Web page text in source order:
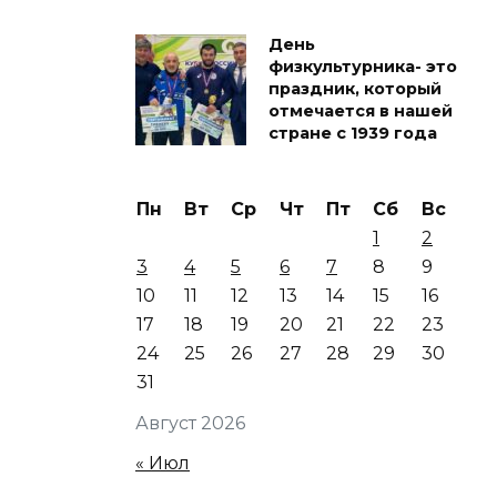
День
физкультурника- это
праздник, который
отмечается в нашей
стране с 1939 года
Август 2026
Пн Вт Ср Чт Пт Сб
Вс
1
2
3
4 5 6 7 8
9
10
11 12 13 14 15
16
17
18 19 20 21 22
23
24
25 26 27 28 29
30
31
« Июл